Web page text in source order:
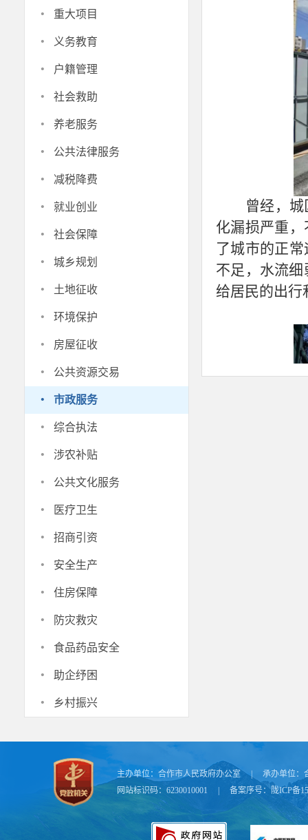
· 重大项目
· 义务教育
· 户籍管理
· 社会救助
· 养老服务
· 公共法律服务
· 减税降费
· 就业创业
· 社会保障
· 城乡规划
· 土地征收
· 环境保护
· 房屋征收
· 公共资源交易
· 市政服务
· 综合执法
· 涉农补贴
· 公共文化服务
· 医疗卫生
· 招商引资
· 安全生产
· 住房保障
· 防灾救灾
· 食品药品安全
· 助企纾困
· 乡村振兴
曾经，
化漏损严重
了城市的正
不足，水流
给居民的出行
主办单位： 合作市人民政府办公室 承办单位：
网站标识码：6230010001
备案序号：陇ICP备